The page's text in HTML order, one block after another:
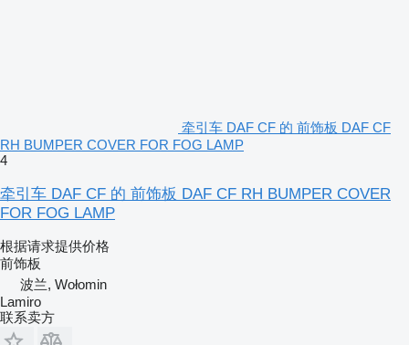
牵引车 DAF CF 的 前饰板 DAF CF
RH BUMPER COVER FOR FOG LAMP
4
牵引车 DAF CF 的 前饰板 DAF CF RH BUMPER COVER
FOR FOG LAMP
根据请求提供价格
前饰板
波兰, Wołomin
Lamiro
联系卖方